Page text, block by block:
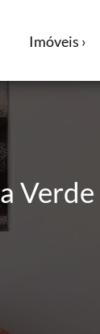
Imóveis ›